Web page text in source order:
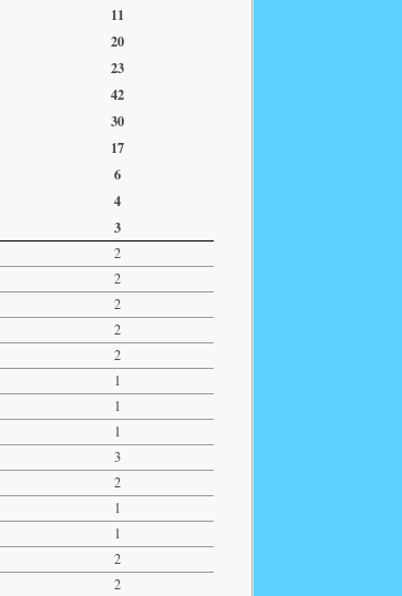
11
20
23
42
30
17
6
4
3
2
2
2
2
2
1
1
1
3
2
1
1
2
2